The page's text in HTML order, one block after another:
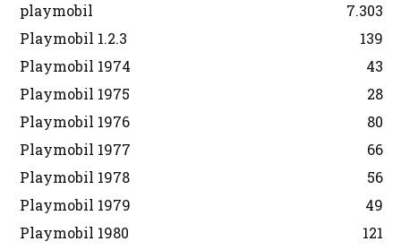
playmobil
7.303
Playmobil 1.2.3
139
Playmobil 1974
43
Playmobil 1975
28
Playmobil 1976
80
Playmobil 1977
66
Playmobil 1978
56
Playmobil 1979
49
Playmobil 1980
121